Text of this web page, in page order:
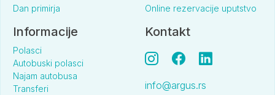
Dan primirja
Online rezervacije uputstvo
Informacije
Polasci
Autobuski polasci
Najam autobusa
Transferi
Kontakt
info@argus.rs